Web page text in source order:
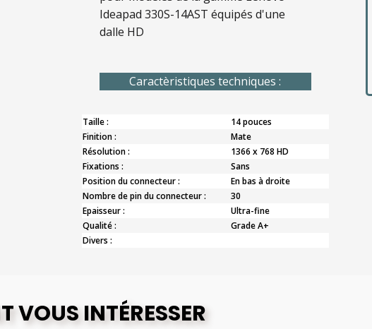
Ideapad 330S-14AST équipés d'une
dalle HD
Caractèristiques techniques :
Taille :
14 pouces
Finition :
Mate
Résolution :
1366 x 768 HD
Fixations :
Sans
Position du connecteur :
En bas à droite
Nombre de pin du connecteur :
30
Epaisseur :
Ultra-fine
Qualité :
Grade A+
Divers :
VOUS INTÉRESSER